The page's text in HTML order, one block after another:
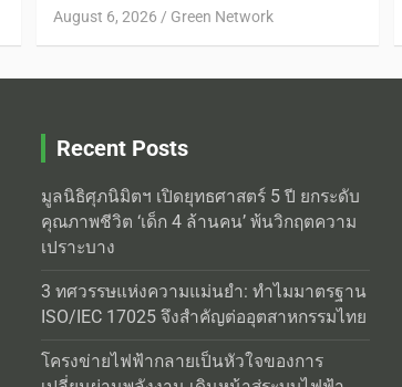
August 6, 2026 Green Network
Recent Posts
มูลนิธิศุภนิมิตฯ เปิดยุทธศาสตร์ 5 ปี ยกระดับ
คุณภาพชีวิต ‘เด็ก 4 ล้านคน’ พ้นวิกฤตความ
เปราะบาง
3 ทศวรรษแห่งความแม่นยำ: ทำไมมาตรฐาน
ISO/IEC 17025 จึงสำคัญต่ออุตสาหกรรมไทย
โครงข่ายไฟฟ้ากลายเป็นหัวใจของการ